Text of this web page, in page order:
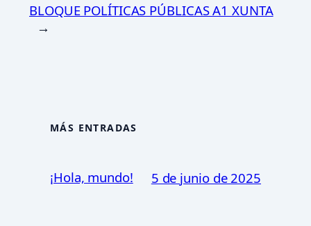
BLOQUE POLÍTICAS PÚBLICAS A1 XUNTA
→
MÁS ENTRADAS
¡Hola, mundo! 5 de junio de 2025